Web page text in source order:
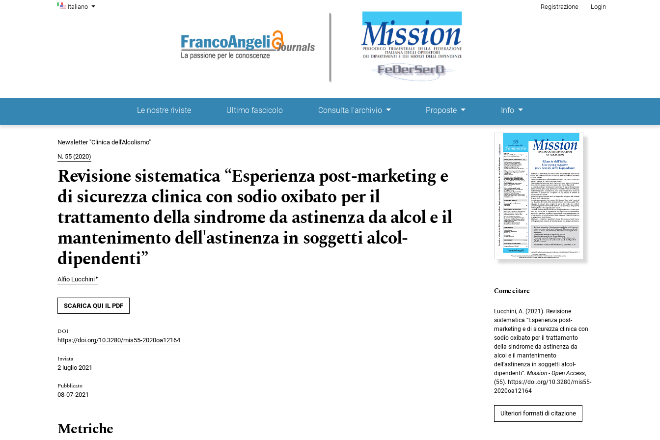
Salta al menu principale di navigazione
Salta al contenuto principale
Salta al piè di pagina del sitoCambia la lingua. La lingua corrente è:
Italiano
Menu di amministrazione Registrazione Login
Menu principale Le nostre riviste Ultimo fascicolo Consulta l'archivio Proposte Info
Newsletter "Clinica dell'Alcolismo"
N. 55 (2020)
Revisione sistematica “Esperienza post-marketing e
di sicurezza clinica con sodio oxibato per il
trattamento della sindrome da astinenza da alcol e il
mantenimento dell'astinenza in soggetti alcol-
dipendenti”
Alfio Lucchini▸
SCARICA QUI IL PDF
DOI
https://doi.org/10.3280/mis55-2020oa12164
Inviata
2 luglio 2021
Pubblicato
08-07-2021
Metriche
Immagine di copertina
Come citare
Lucchini, A. (2021). Revisione
sistematica “Esperienza post-
marketing e di sicurezza clinica con
sodio oxibato per il trattamento
della sindrome da astinenza da
alcol e il mantenimento
dell’astinenza in soggetti alcol-
dipendenti”.Mission - Open Access,
(55). https://doi.org/10.3280/mis55-
2020oa12164
Ulteriori formati di citazione